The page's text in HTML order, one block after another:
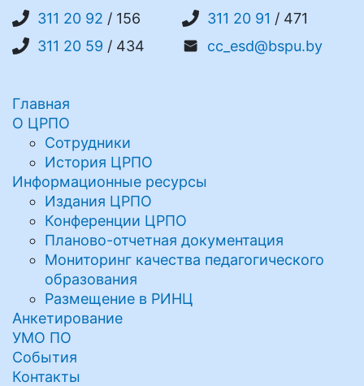
311 20 92 / 156 311 20 91 / 471
311 20 59 / 434 cc_esd@bspu.by
Главная
О ЦРПО
Сотрудники
История ЦРПО
Информационные ресурсы
Издания ЦРПО
Конференции ЦРПО
Планово-отчетная документация
Мониторинг качества педагогического
образования
Размещение в РИНЦ
Анкетирование
УМО ПО
События
Контакты